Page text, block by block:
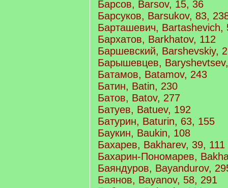
Барсов, Barsov, 15, 36
Барсуков, Barsukov, 83,
Барташевич, Bartashevich,
Бархатов, Barkhatov, 112
Баршевский, Barshevskiy,
Барышевцев,
Батамов, Batamov, 243
Батин, Batin, 230
Батов, Batov, 277
Батуев, Batuev, 192
Батурин, Baturin, 63, 155
Баукин, Baukin, 108
Бахарев, Bakharev, 39, 111
Бахарин-Пономарев,
Баяндуров, Bayandurov,
Баянов, Bayanov, 58, 291